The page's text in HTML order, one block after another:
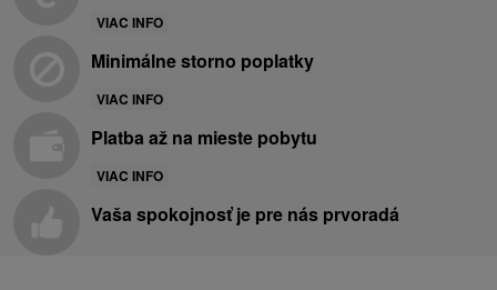
VIAC INFO
Minimálne storno poplatky
VIAC INFO
Platba až na mieste pobytu
VIAC INFO
Vaša spokojnosť je pre nás prvoradá